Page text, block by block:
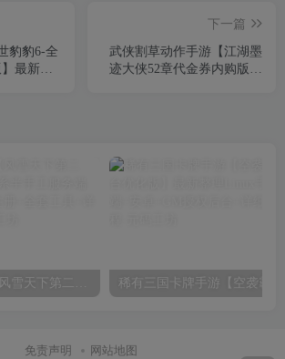
豹豹6-全
最新整
搭建教
下一篇
武侠割草动作手游【江湖墨
迹大侠52章代金券内购版】
免责声明 网站地图